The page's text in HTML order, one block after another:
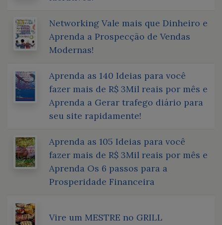
Networking Vale mais que Dinheiro e
Aprenda a Prospecção de Vendas
Modernas!
Aprenda as 140 Ideias para você
fazer mais de R$ 3Mil reais por mês e
Aprenda a Gerar trafego diário para
seu site rapidamente!
Aprenda as 105 Ideias para você
fazer mais de R$ 3Mil reais por mês e
Aprenda Os 6 passos para a
Prosperidade Financeira
Vire um MESTRE no GRILL